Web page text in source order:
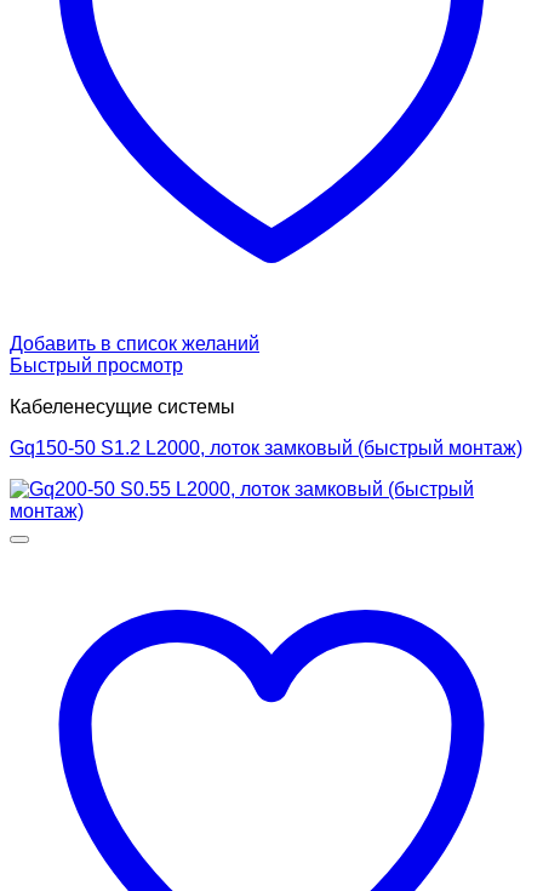
Добавить в список желаний
Быстрый просмотр
Кабеленесущие системы
Gq150-50 S1.2 L2000, лоток замковый (быстрый монтаж)